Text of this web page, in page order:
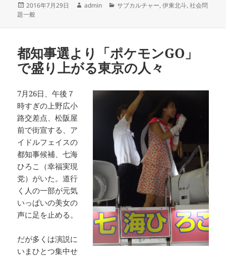
投
稿
2016年7月29日
作
admin
カ
サブカルチャー,伊東北斗,社会問
題一般
都知事選より「ポケモンGO」
で盛り上がる東京の人々
7月26日、午後７
時すぎの上野広小
路交差点、松阪屋
前で街宣する、ア
イドルフェイスの
都知事候補、七海
ひろこ（幸福実現
党）がいた。道行
く人の一部が元気
いっぱいの美女の
声に足を止める。
だが多くは演説に
いまひとつ集中せ